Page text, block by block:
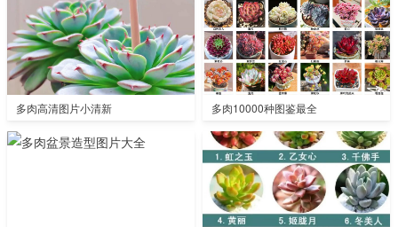
多肉高清图片小清新 多肉10000种图鉴最全